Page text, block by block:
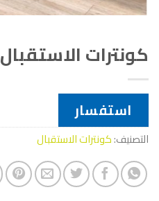
كونترات الاستقبال
استفسار
التصنيف:كونترات الاستقبال